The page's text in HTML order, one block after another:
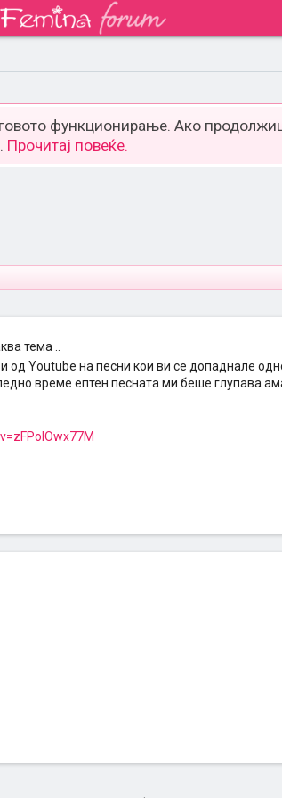
функционирање. Ако
Прочитај повеќе.
тема ..
од Youtube на песни кои ви се допаднале
време ептен песната ми беше глупава